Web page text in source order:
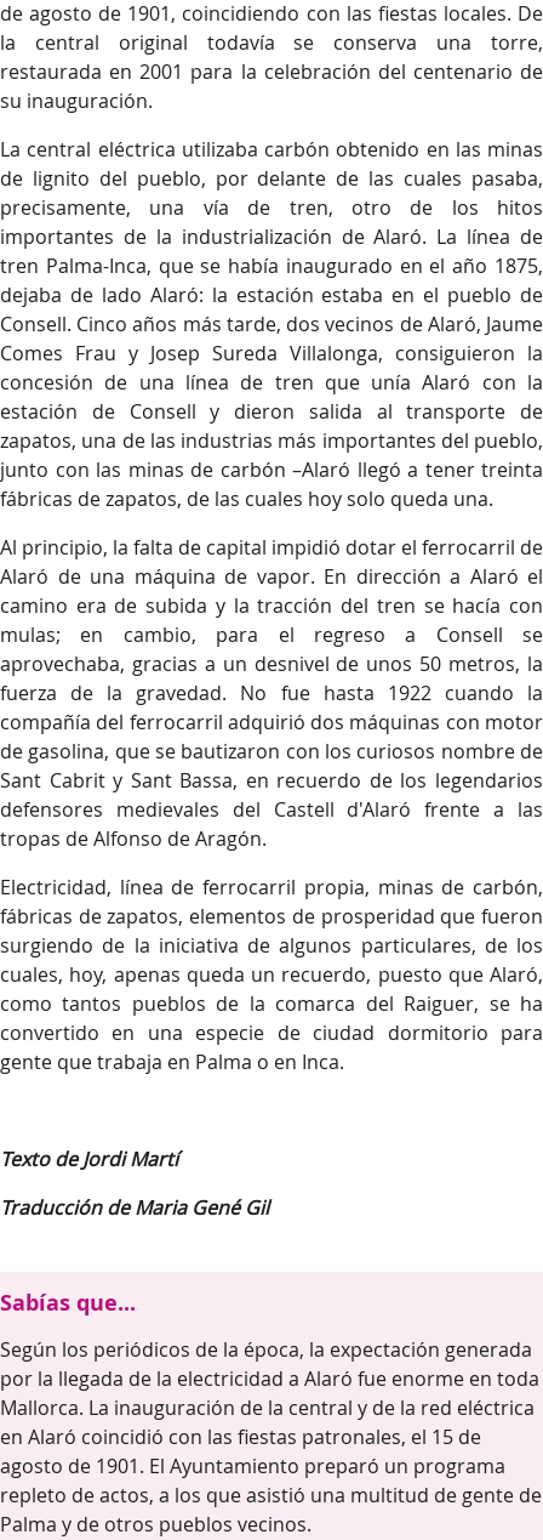
de agosto de 1901, coincidiendo con las fiestas locales. De
la central original todavía se conserva una torre,
restaurada en 2001 para la celebración del centenario de
su inauguración.
La central eléctrica utilizaba carbón obtenido en las minas
de lignito del pueblo, por delante de las cuales pasaba,
precisamente, una vía de tren, otro de los hitos
importantes de la industrialización de Alaró. La línea de
tren Palma-Inca, que se había inaugurado en el año 1875,
dejaba de lado Alaró: la estación estaba en el pueblo de
Consell. Cinco años más tarde, dos vecinos de Alaró, Jaume
Comes Frau y Josep Sureda Villalonga, consiguieron la
concesión de una línea de tren que unía Alaró con la
estación de Consell y dieron salida al transporte de
zapatos, una de las industrias más importantes del pueblo,
junto con las minas de carbón –Alaró llegó a tener treinta
fábricas de zapatos, de las cuales hoy solo queda una.
Al principio, la falta de capital impidió dotar el ferrocarril de
Alaró de una máquina de vapor. En dirección a Alaró el
camino era de subida y la tracción del tren se hacía con
mulas; en cambio, para el regreso a Consell se
aprovechaba, gracias a un desnivel de unos 50 metros, la
fuerza de la gravedad. No fue hasta 1922 cuando la
compañía del ferrocarril adquirió dos máquinas con motor
de gasolina, que se bautizaron con los curiosos nombre de
Sant Cabrit y Sant Bassa, en recuerdo de los legendarios
defensores medievales del Castell d'Alaró frente a las
tropas de Alfonso de Aragón.
Electricidad, línea de ferrocarril propia, minas de carbón,
fábricas de zapatos, elementos de prosperidad que fueron
surgiendo de la iniciativa de algunos particulares, de los
cuales, hoy, apenas queda un recuerdo, puesto que Alaró,
como tantos pueblos de la comarca del Raiguer, se ha
convertido en una especie de ciudad dormitorio para
gente que trabaja en Palma o en Inca.
Texto de Jordi Martí
Traducción de Maria Gené Gil
Sabías que...
Según los periódicos de la época, la expectación generada
por la llegada de la electricidad a Alaró fue enorme en toda
Mallorca. La inauguración de la central y de la red eléctrica
en Alaró coincidió con las fiestas patronales, el 15 de
agosto de 1901. El Ayuntamiento preparó un programa
repleto de actos, a los que asistió una multitud de gente de
Palma y de otros pueblos vecinos.